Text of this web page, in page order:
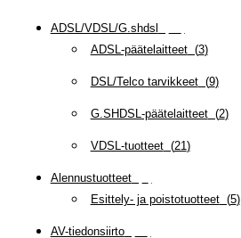
ADSL/VDSL/G.shdsl
ADSL-päätelaitteet(3)
DSL/Telco tarvikkeet(9)
G.SHDSL-päätelaitteet(2)
VDSL-tuotteet(21)
Alennustuotteet(
Esittely- ja poistotuotteet(5)
AV-tiedonsiirto(